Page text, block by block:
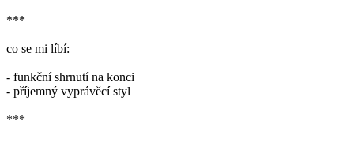
***
co se mi líbí:
- funkční shrnutí na konci
- příjemný vyprávěcí styl
***